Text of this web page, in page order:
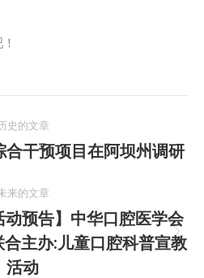
史的文章
历
的
文
章：
干预项目在阿坝州调研
来的文章
未
来
动预告】中华口腔医学会
主办:儿童口腔科普宣教
活动